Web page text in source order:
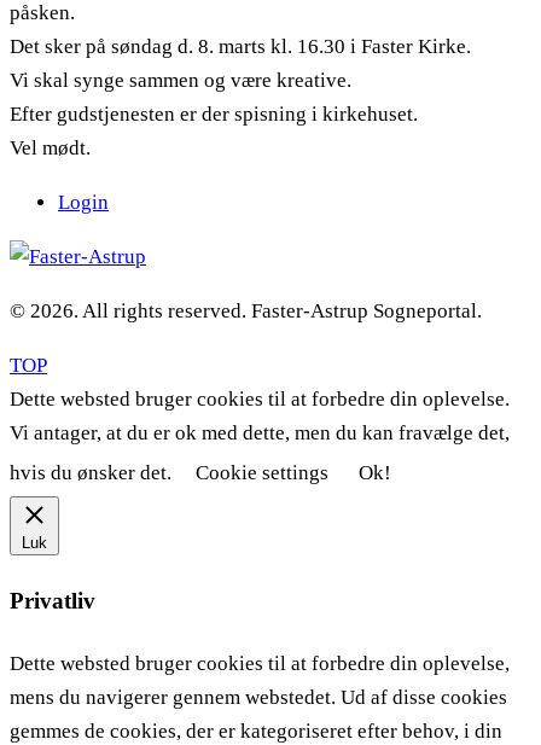
påsken.
Det sker på søndag d. 8. marts kl. 16.30 i Faster Kirke.
Vi skal synge sammen og være kreative.
Efter gudstjenesten er der spisning i kirkehuset.
Vel mødt.
Login
© 2026. All rights reserved. Faster-Astrup Sogneportal.
TOP
Dette websted bruger cookies til at forbedre din oplevelse.
Vi antager, at du er ok med dette, men du kan fravælge det,
hvis du ønsker det.
Cookie settings Ok!
Luk
Privatliv
Dette websted bruger cookies til at forbedre din oplevelse,
mens du navigerer gennem webstedet. Ud af disse cookies
gemmes de cookies, der er kategoriseret efter behov, i din